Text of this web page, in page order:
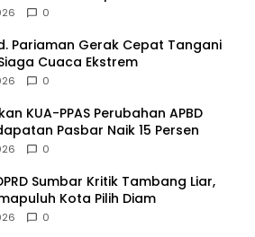
0
Pariaman Gerak Cepat Tangani
Cuaca Ekstrem
0
KUA-PPAS Perubahan APBD
Pasbar Naik 15 Persen
0
Sumbar Kritik Tambang Liar,
Kota Pilih Diam
0